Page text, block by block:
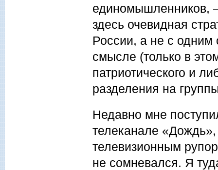
единомышленников,
здесь очевидная
России, а не с
смысле (только в
патриотического и
разделения на
Недавно мне
телеканале
телевизионным
не сомневался. Я